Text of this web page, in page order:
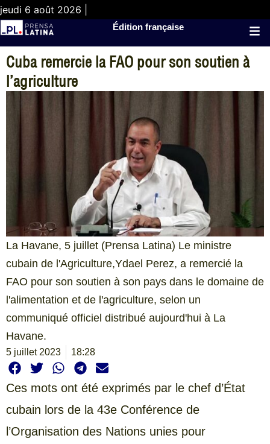
jeudi 6 août 2026 |
Édition française
Cuba remercie la FAO pour son soutien à
l’agriculture
La Havane, 5 juillet (Prensa Latina) Le ministre
cubain de l'Agriculture,Ydael Perez, a remercié la
FAO pour son soutien à son pays dans le domaine de
l'alimentation et de l'agriculture, selon un
communiqué officiel distribué aujourd'hui à La
Havane.
5 juillet 2023 18:28
Ces mots ont été exprimés par le chef d’État
cubain lors de la 43e Conférence de
l’Organisation des Nations unies pour